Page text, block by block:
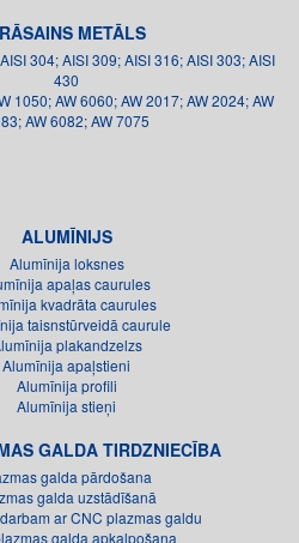
METĀLS
304; AISI 309; AISI 316; AISI 303; AISI
430
1050; AW 6060; AW 2017; AW 2024; AW
AW 6082; AW 7075
ALUMĪNIJS
Alumīnija loksnes
apaļas caurules
kvadrāta caurules
taisnstūrveidā caurule
plakandzelzs
Alumīnija apaļstieni
Alumīnija profili
Alumīnija stieņi
GALDA TIRDZNIECĪBA
galda pārdošana
galda uzstādīšanā
ar CNC plazmas galdu
galda apkalpošana